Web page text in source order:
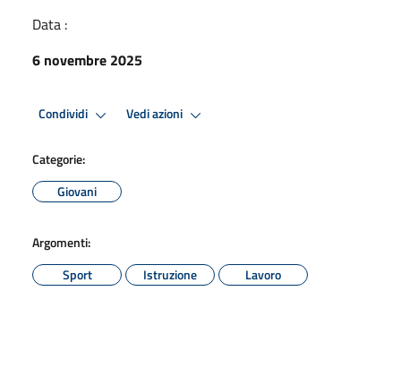
Data :
6 novembre 2025
Condividi Vedi azioni
Categorie:
Giovani
Argomenti:
Sport
Istruzione Lavoro